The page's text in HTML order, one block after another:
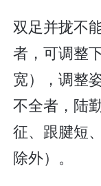
双足并拢不
者，可调整
宽），调整
不全者，陆
征、跟腱短
除外）。